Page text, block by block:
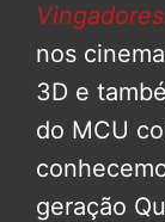
nos
3D e
do MCU
geração